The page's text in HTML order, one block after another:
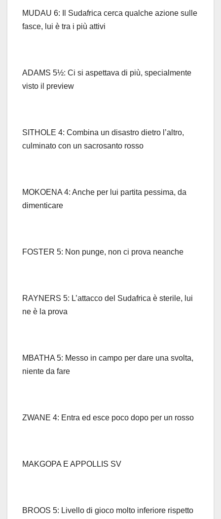
MUDAU 6: Il Sudafrica cerca qualche azione sulle
fasce, lui è tra i più attivi
ADAMS 5½: Ci si aspettava di più, specialmente
visto il preview
SITHOLE 4: Combina un disastro dietro l’altro,
culminato con un sacrosanto rosso
MOKOENA 4: Anche per lui partita pessima, da
dimenticare
FOSTER 5: Non punge, non ci prova neanche
RAYNERS 5: L’attacco del Sudafrica è sterile, lui
ne è la prova
MBATHA 5: Messo in campo per dare una svolta,
niente da fare
ZWANE 4: Entra ed esce poco dopo per un rosso
MAKGOPA E APPOLLIS SV
BROOS 5: Livello di gioco molto inferiore rispetto